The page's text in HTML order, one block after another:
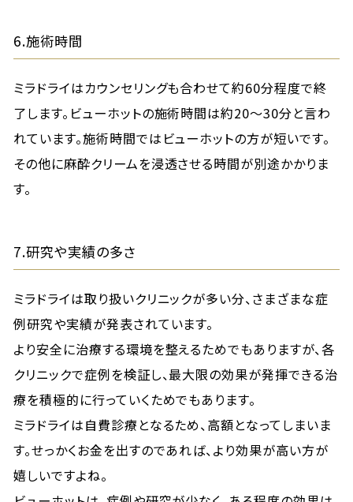
6.施術時間
ミラドライはカウンセリングも合わせて約60分程度で終
了します。ビューホットの施術時間は約20〜30分と言わ
れています。施術時間ではビューホットの方が短いです。
その他に麻酔クリームを浸透させる時間が別途かかりま
す。
7.研究や実績の多さ
ミラドライは取り扱いクリニックが多い分、さまざまな症
例研究や実績が発表されています。
より安全に治療する環境を整えるためでもありますが、各
クリニックで症例を検証し、最大限の効果が発揮できる治
療を積極的に行っていくためでもあります。
ミラドライは自費診療となるため、高額となってしまいま
す。せっかくお金を出すのであれば、より効果が高い方が
嬉しいですよね。